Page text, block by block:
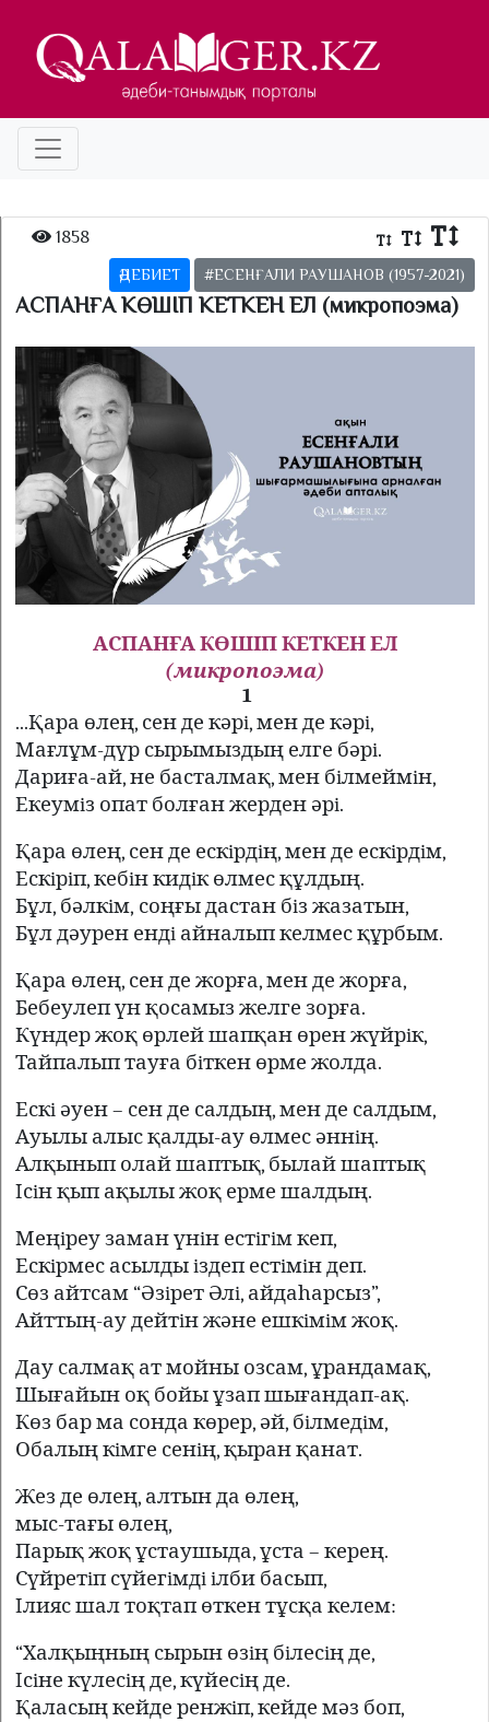
1858
ӘДЕБИЕТ #ЕСЕНҒАЛИ РАУШАНОВ (1957-2021)
АСПАНҒА КӨШІП КЕТКЕН ЕЛ (микропоэма)
АСПАНҒА КӨШІП КЕТКЕН ЕЛ
(микропоэма)
1
...Қара өлең, сен де кәрi, мен де кәрi,
Мағлұм-дүр сырымыздың елге бәрi.
Дариға-ай, не басталмақ, мен бiлмеймiн,
Екеумiз опат болған жерден әрi.
Қара өлең, сен де ескiрдiң, мен де ескiрдiм,
Ескiрiп, кебiн кидiк өлмес құлдың.
Бұл, бәлкiм, соңғы дастан бiз жазатын,
Бұл дәурен ендi айналып келмес құрбым.
Қара өлең, сен де жорға, мен де жорға,
Бебеулеп үн қосамыз желге зорға.
Күндер жоқ өрлей шапқан өрен жүйрiк,
Тайпалып тауға бiткен өрме жолда.
Ескi әуен – сен де салдың, мен де салдым,
Ауылы алыс қалды-ау өлмес әннiң.
Алқынып олай шаптық, былай шаптық
Iсiн қып ақылы жоқ ерме шалдың.
Меңiреу заман үнiн естiгiм кеп,
Ескiрмес асылды iздеп естiмiн деп.
Сөз айтсам “Әзiрет Әлi, айдаһарсыз”,
Айттың-ау дейтiн және ешкiмiм жоқ.
Дау салмақ ат мойны озсам, ұрандамақ,
Шығайын оқ бойы ұзап шығандап-ақ.
Көз бар ма сонда көрер, әй, бiлмедiм,
Обалың кiмге сенiң, қыран қанат.
Жез де өлең, алтын да өлең,
мыс-тағы өлең,
Парық жоқ ұстаушыда, ұста – керең.
Сүйретiп сүйегiмдi iлби басып,
Iлияс шал тоқтап өткен тұсқа келем:
“Халқыңның сырын өзiң бiлесiң де,
Iсiне күлесiң де, күйесiң де.
Қаласың кейде ренжiп, кейде мәз боп,